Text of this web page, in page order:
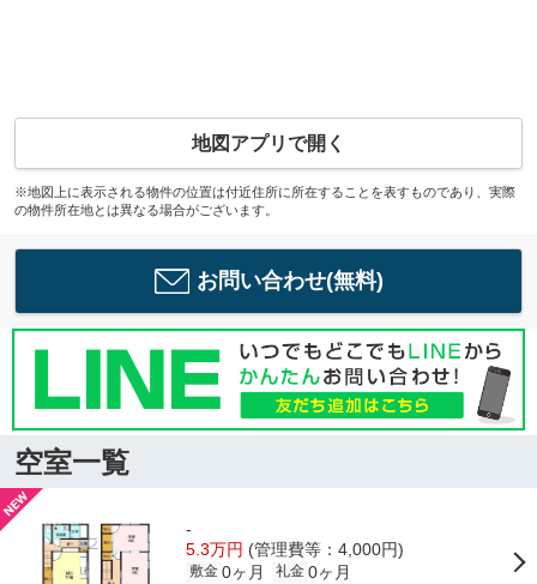
地図アプリで開く
※地図上に表示される物件の位置は付近住所に所在することを表すものであり、実際
の物件所在地とは異なる場合がございます。
お問い合わせ(無料)
空室一覧
-
5.3万円 (管理費等：4,000円)
敷金 0ヶ月 礼金 0ヶ月